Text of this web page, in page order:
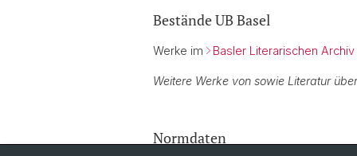
Bestände UB Basel
Werke im Basler Literarischen Archiv
Weitere Werke von sowie Literatur
Normdaten